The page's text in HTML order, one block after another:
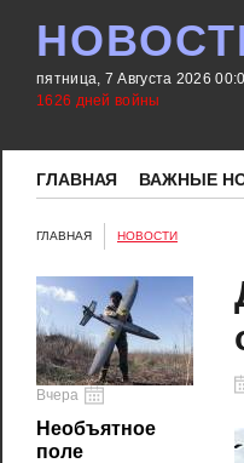
пятница, 7 Августа 2026
1626 дней войны
ГЛАВНАЯ ВАЖНЫЕ
ГЛАВНАЯ НОВОСТИ
Вчера
Необъятное
поле